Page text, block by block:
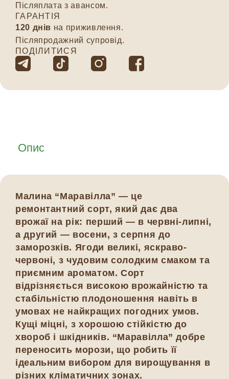
Післяплата з авансом.
ГАРАНТІЯ
120 днів на приживлення.
Післяпродажний супровід.
ПОДІЛИТИСЯ
Опис
Малина “Маравілла” — це
ремонтантний сорт, який дає два
врожаї на рік: перший — в червні-липні,
а другий — восени, з серпня до
заморозків. Ягоди великі, яскраво-
червоні, з чудовим солодким смаком та
приємним ароматом. Сорт
відрізняється високою врожайністю та
стабільністю плодоношення навіть в
умовах не найкращих погодних умов.
Кущі міцні, з хорошою стійкістю до
хвороб і шкідників. “Маравілла” добре
переносить морози, що робить її
ідеальним вибором для вирощування в
різних кліматичних зонах.